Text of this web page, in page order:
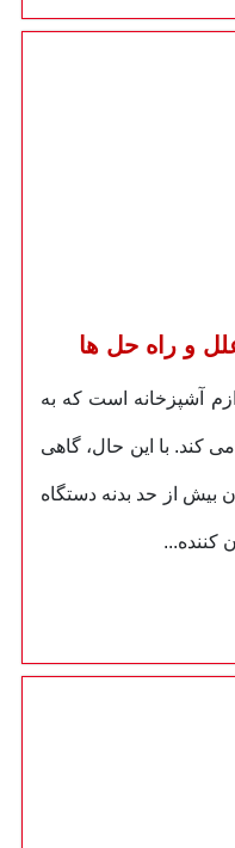
و راه حل ها
آشپزخانه است که به
کند. با این حال، گاهی
از حد بدنه دستگاه
کننده...